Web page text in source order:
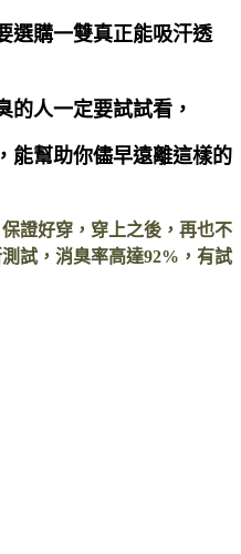
選購一雙真正能吸汗透
的人一定要試試看，
能幫助你儘早遠離這樣的
證好穿，穿上之後，再也不
試，消臭率高達92%，有試